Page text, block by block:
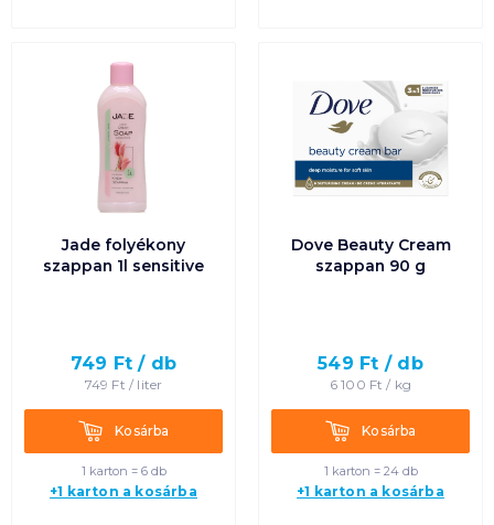
Jade folyékony
szappan 1l sensitive
749 Ft / db
749 Ft / liter
KosárbaKosárba
1 karton = 6 db
+1 karton a kosárba
Dove Beauty Cream
szappan 90 g
549 Ft / db
6 100 Ft / kg
KosárbaKosárba
1 karton = 24 db
+1 karton a kosárba